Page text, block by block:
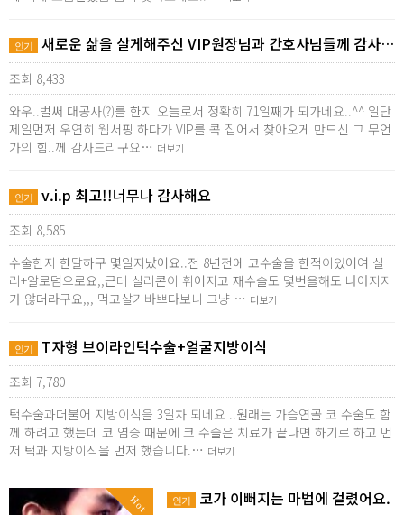
인기 새로운 삶을 살게해주신 VIP원장님과 간호사님들께 감사…
조회 8,433
와우..벌써 대공사(?)를 한지 오늘로서 정확히 71일째가 되가네요..^^ 일단
제일먼저 우연히 웹서핑 하다가 VIP를 콕 집어서 찾아오게 만드신 그 무언
가의 힘..께 감사드리구요… 더보기
인기 v.i.p 최고!!너무나 감사해요
조회 8,585
수술한지 한달하구 몇일지났어요..전 8년전에 코수술을 한적이있어여 실
리+알로덤으로요,,근데 실리콘이 휘어지고 재수술도 몇번을해도 나아지지
가 않더라구요,,, 먹고살기바쁘다보니 그냥 … 더보기
인기 T자형 브이라인턱수술+얼굴지방이식
조회 7,780
턱수술과더불어 지방이식을 3일차 되네요 ..원래는 가슴연골 코 수술도 함
께 하려고 했는데 코 염증 때문에 코 수술은 치료가 끝나면 하기로 하고 먼
저 턱과 지방이식을 먼저 했습니다.… 더보기
Hot 인기 코가 이뻐지는 마법에 걸렸어요.